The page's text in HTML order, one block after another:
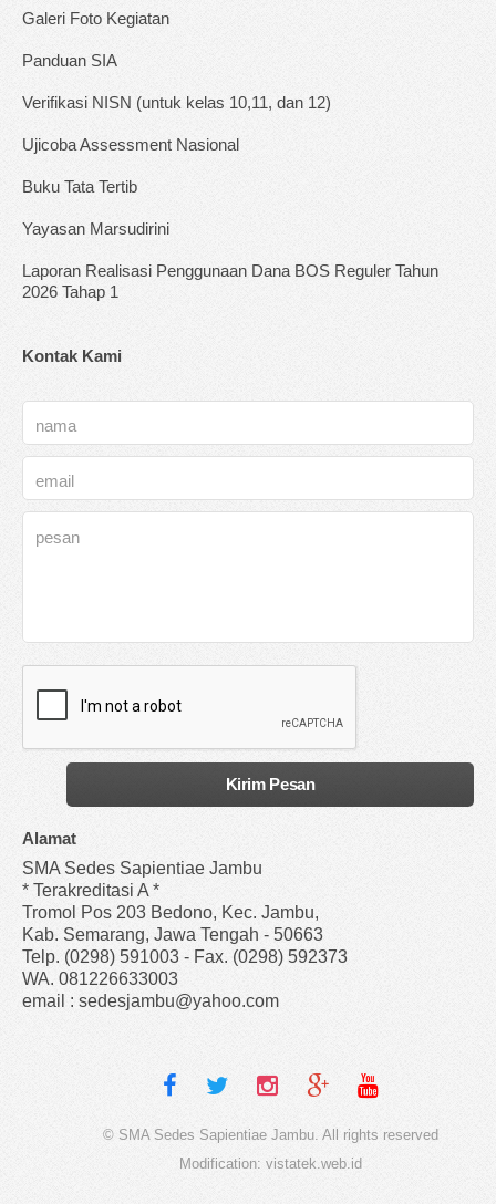
Galeri Foto Kegiatan
Panduan SIA
Verifikasi NISN (untuk kelas 10,11, dan 12)
Ujicoba Assessment Nasional
Buku Tata Tertib
Yayasan Marsudirini
Laporan Realisasi Penggunaan Dana BOS Reguler Tahun
2026 Tahap 1
Kontak Kami
Alamat
SMA Sedes Sapientiae Jambu
* Terakreditasi A *
Tromol Pos 203 Bedono, Kec. Jambu,
Kab. Semarang, Jawa Tengah - 50663
Telp. (0298) 591003 - Fax. (0298) 592373
WA. 081226633003
email : sedesjambu@yahoo.com
© SMA Sedes Sapientiae Jambu. All rights reserved
Modification: vistatek.web.id